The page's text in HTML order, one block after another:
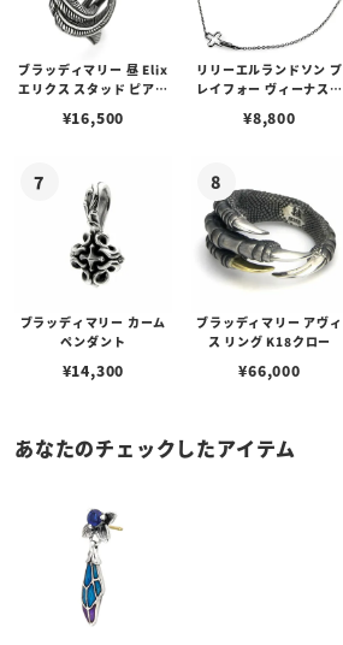
ブラッディマリー 昼 Elix
エリクス スタッド ピアス
¥16,500
リリーエルランドソン プ
レイフォー ヴィーナスチ
¥8,800
ブラッディマリー カーム
ペンダント
¥14,300
ブラッディマリー アヴィ
ス リング K18クロー
¥66,000
あなたのチェックしたアイテム